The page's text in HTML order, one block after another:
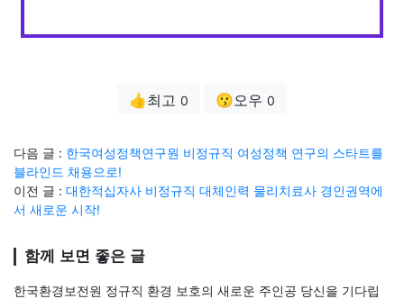
👍최고 0 😗오우 0
다음 글 : 한국여성정책연구원 비정규직 여성정책 연구의 스타트를
블라인드 채용으로!
이전 글 : 대한적십자사 비정규직 대체인력 물리치료사 경인권역에
서 새로운 시작!
함께 보면 좋은 글
한국환경보전원 정규직 환경 보호의 새로운 주인공 당신을 기다립